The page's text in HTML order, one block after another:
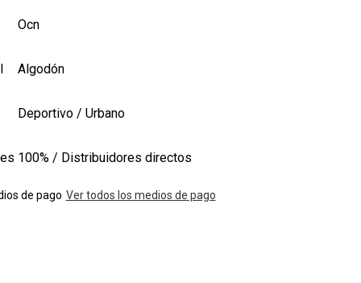
Ocn
Algodón
Deportivo / Urbano
100% / Distribuidores directos
de pago Ver todos los medios de pago